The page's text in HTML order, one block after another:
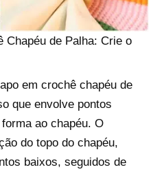
Chapéu de Palha: Crie o
em crochê chapéu de
que envolve pontos
ao chapéu. O
do topo do chapéu,
baixos, seguidos de